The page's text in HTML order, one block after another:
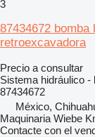
3
87434672
retroexcavadora
Precio a consultar
Sistema hidráulico -
87434672
México,
Maquinaria Wiebe
Contacte con el